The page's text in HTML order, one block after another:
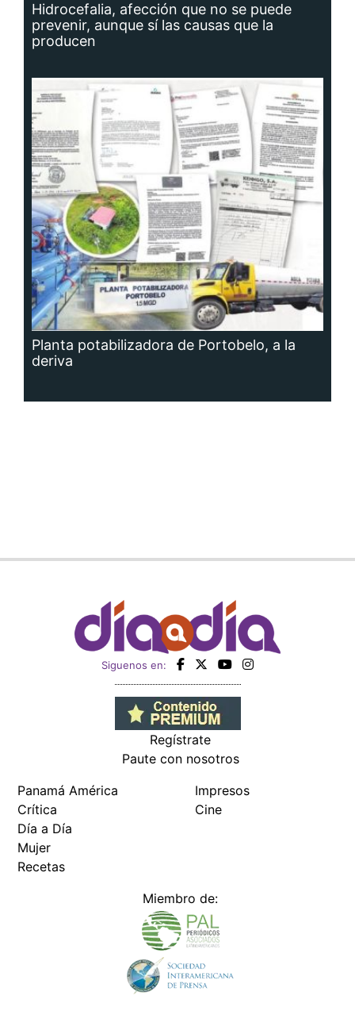
Hidrocefalia, afección que no se puede
prevenir, aunque sí las causas que la
producen
Planta potabilizadora de Portobelo, a la
deriva
Siguenos en:
Regístrate
Paute con nosotros
Panamá América
Crítica
Día a Día
Mujer
Recetas
Impresos
Cine
Miembro de: